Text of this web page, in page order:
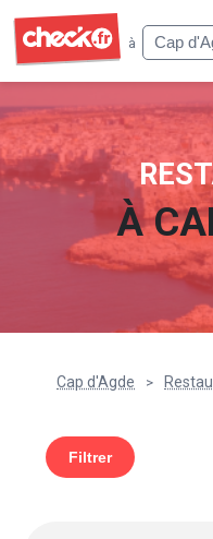
à
Cap
À
Cap d'Agde >
Filtrer